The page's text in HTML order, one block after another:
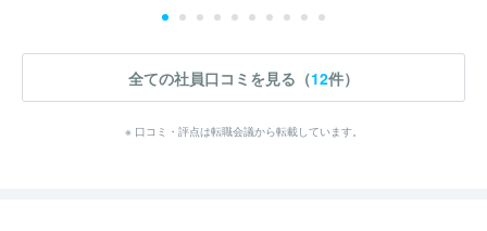
全ての社員口コミを見る（12件）
※ 口コミ・評点は転職会議から転載しています。